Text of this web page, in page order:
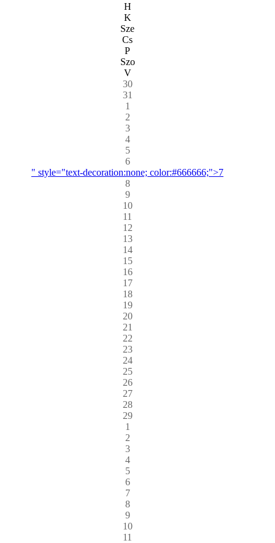
H
K
Sze
Cs
P
Szo
V
30
31
1
2
3
4
5
6
" style="text-decoration:none; color:#666666;">7
8
9
10
11
12
13
14
15
16
17
18
19
20
21
22
23
24
25
26
27
28
29
1
2
3
4
5
6
7
8
9
10
11